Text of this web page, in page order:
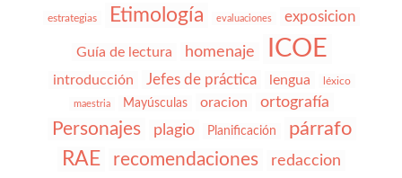
estrategias Etimología evaluaciones exposicion
Guía de lectura homenaje ICOE
introducción Jefes de práctica lengua léxico
maestria Mayúsculas oracion ortografía
Personajes plagio Planificación párrafo
RAE recomendaciones redaccion